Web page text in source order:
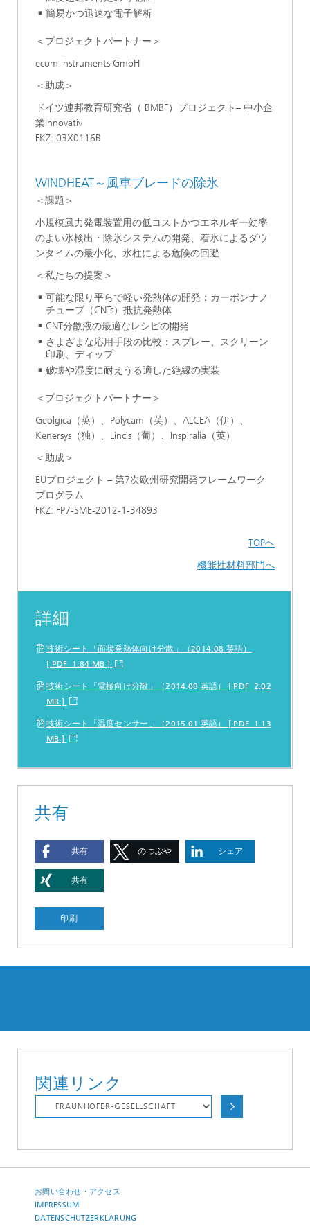
簡易かつ迅速な電子解析
＜プロジェクトパートナー＞
ecom instruments GmbH
＜助成＞
ドイツ連邦教育研究省（ BMBF）プロジェクト– 中小企
業Innovativ
FKZ: 03X0116B
WINDHEAT～風車ブレードの除氷
＜課題＞
小規模風力発電装置用の低コストかつエネルギー効率
のよい氷検出・除氷システムの開発、着氷によるダウ
ンタイムの最小化、氷柱による危険の回避
＜私たちの提案＞
可能な限り平らで軽い発熱体の開発：カーボンナノ
チューブ（CNTs）抵抗発熱体
CNT分散液の最適なレシピの開発
さまざまな応用手段の比較：スプレー、スクリーン
印刷、ディップ
破壊や湿度に耐えうる適した絶縁の実装
＜プロジェクトパートナー＞
Geolgica（英）、Polycam（英）、ALCEA（伊）、
Kenersys（独）、Lincis（葡）、Inspiralia（英）
＜助成＞
EUプロジェクト – 第7次欧州研究開発フレームワーク
プログラム
FKZ: FP7-SME-2012-1-34893
TOPへ
機能性材料部門へ
詳細
技術シート「面状発熱体向け分散」（2014.08 英語）
[ PDF 1.84 MB ]
技術シート「電極向け分散」（2014.08 英語） [ PDF 2.02
MB ]
技術シート「温度センサー」（2015.01 英語） [ PDF 1.13
MB ]
共有
共有 のつぶや シェア
共有
印刷
関連リンク
お問い合わせ・アクセス
IMPRESSUM
DATENSCHUTZERKLÄRUNG